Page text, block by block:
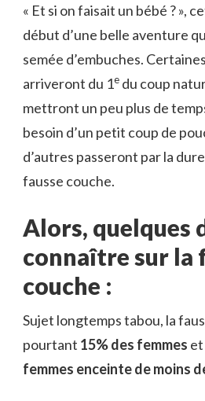
« Et si on faisait un bébé ? »,
début d’une belle aventure
semée d’embuches.
arriveront du 1e du coup
mettront un peu plus de
besoin d’un petit coup de
d’autres passeront par la
fausse couche.
Alors, quelques
connaître sur la
couche :
Sujet longtemps tabou, la
pourtant 15% des femmes et
femmes enceinte de moins